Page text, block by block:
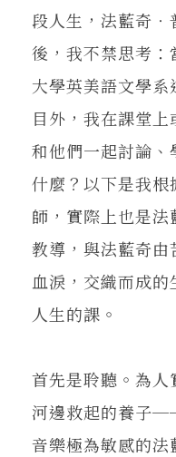
段人生，法藍奇‧
後，我不禁思考
大學英美語文學
目外，我在課堂
和他們一起討論
什麼？以下是我
師，實際上也是
教導，與法藍奇由
血淚，交織而成
人生的課。
首先是聆聽。為
河邊救起的養子
音樂極為敏感的